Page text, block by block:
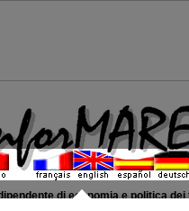
di economia e politica